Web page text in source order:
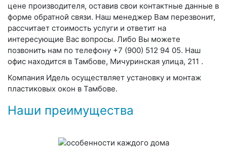
цене производителя, оставив свои контактные данные в
форме обратной связи. Наш менеджер Вам перезвонит,
рассчитает стоимость услуги и ответит на
интересующие Вас вопросы. Либо Вы можете
позвонить нам по телефону +7 (900) 512 94 05. Наш
офис находится в Тамбове, Мичуринская улица, 211 .
Компания Идель осуществляет установку и монтаж
пластиковых окон в Тамбове.
Наши преимущества